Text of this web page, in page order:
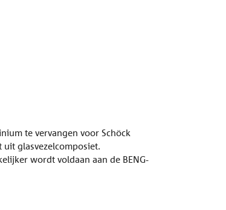
te vervangen voor Schöck
glasvezelcomposiet.
wordt voldaan aan de BENG-